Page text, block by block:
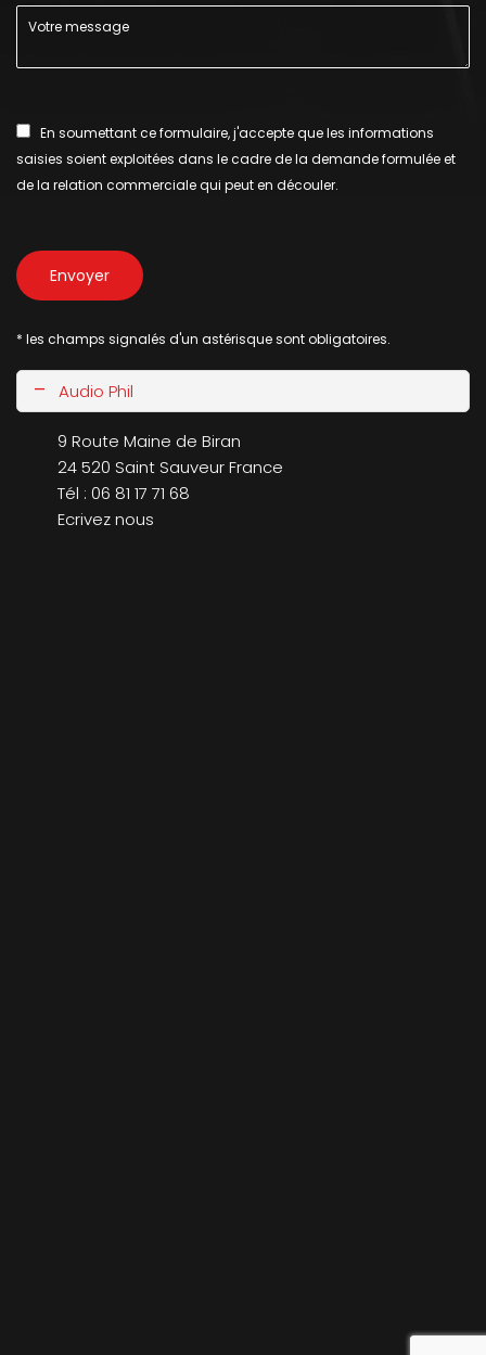
En soumettant ce formulaire, j'accepte que les informations
saisies soient exploitées dans le cadre de la demande formulée et
de la relation commerciale qui peut en découler.
* les champs signalés d'un astérisque sont obligatoires.
Audio Phil
-
9 Route Maine de Biran
24 520 Saint SauveurFrance
Tél : 06 81 17 71 68
Ecrivez nous